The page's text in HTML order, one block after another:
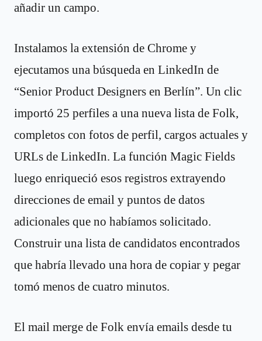
añadir un campo.
Instalamos la extensión de Chrome y
ejecutamos una búsqueda en LinkedIn de
“Senior Product Designers en Berlín”. Un clic
importó 25 perfiles a una nueva lista de Folk,
completos con fotos de perfil, cargos actuales y
URLs de LinkedIn. La función Magic Fields
luego enriqueció esos registros extrayendo
direcciones de email y puntos de datos
adicionales que no habíamos solicitado.
Construir una lista de candidatos encontrados
que habría llevado una hora de copiar y pegar
tomó menos de cuatro minutos.
El mail merge de Folk envía emails desde tu